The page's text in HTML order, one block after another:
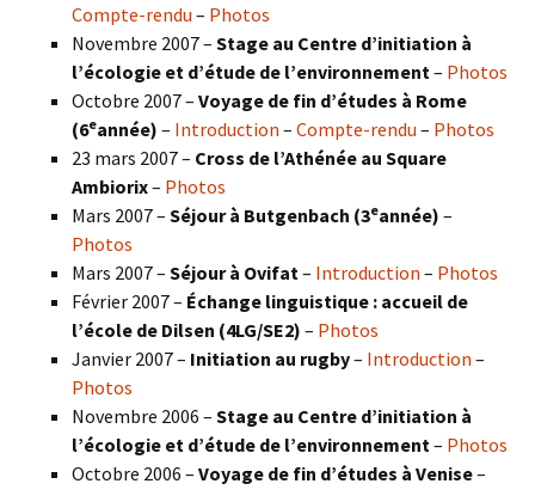
Compte-rendu – Photos
Novembre 2007 – Stage au Centre d’initiation à
l’écologie et d’étude de l’environnement – Photos
Octobre 2007 – Voyage de fin d’études à Rome
(6eannée) – Introduction – Compte-rendu – Photos
23 mars 2007 – Cross de l’Athénée au Square
Ambiorix– Photos
Mars 2007 – Séjour à Butgenbach (3eannée) –
Photos
Mars 2007 – Séjour à Ovifat – Introduction – Photos
Février 2007 – Échange linguistique : accueil de
l’école de Dilsen (4LG/SE2) – Photos
Janvier 2007 – Initiation au rugby– Introduction –
Photos
Novembre 2006 – Stage au Centre d’initiation à
l’écologie et d’étude de l’environnement – Photos
Octobre 2006 – Voyage de fin d’études à Venise–